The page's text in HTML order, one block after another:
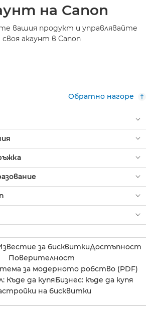
на Canon
вашия продукт и управлявайте
своя акаунт в Canon
Обратно нагоре
за бисквиткиДостъпност
Поверителност
за модерното робство (PDF)
Къде да купяБизнес: къде да купя
на бисквитки